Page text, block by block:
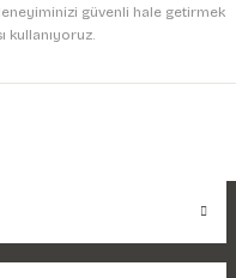
güvenli hale getirmek
kullanıyoruz.